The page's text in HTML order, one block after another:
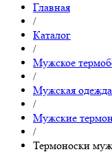
Главная
/
Каталог
/
Мужское
/
Мужская
/
Мужские
/
Термоноски